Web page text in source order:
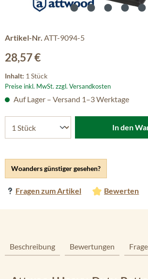
Artikel-Nr. ATT-9094-5
Regulärer Preis:
28,57 €
Inhalt: 1 Stück
Preise inkl. MwSt. zzgl. Versandkosten
Woanders günstiger gesehen?
Fragen zum Artikel Bewerten
Auf Lager – Versand 1–3 Werktage
In den
Beschreibung Bewertungen